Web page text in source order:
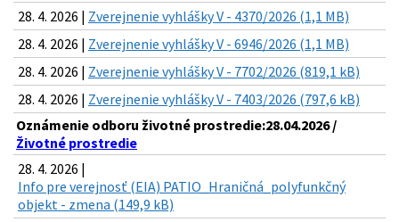
28. 4. 2026 | Zverejnenie vyhlášky V - 4370/2026 (1,1 MB)
28. 4. 2026 | Zverejnenie vyhlášky V - 6946/2026 (1,1 MB)
28. 4. 2026 | Zverejnenie vyhlášky V - 7702/2026 (819,1 kB)
28. 4. 2026 | Zverejnenie vyhlášky V - 7403/2026 (797,6 kB)
Oznámenie odboru životné prostredie:28.04.2026 /
Životné prostredie
28. 4. 2026 |
Info pre verejnosť (EIA) PATIO_Hraničná_polyfunkčný
objekt - zmena (149,9 kB)